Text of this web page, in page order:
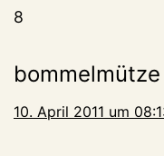
8
bommelmütze
10. April 2011 um